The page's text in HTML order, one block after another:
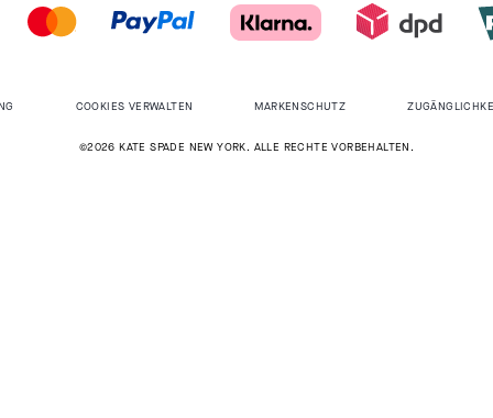
COOKIES VERWALTEN MARKENSCHUTZ
©2026 KATE SPADE NEW YORK. ALLE RECHTE VORBEHALTEN.